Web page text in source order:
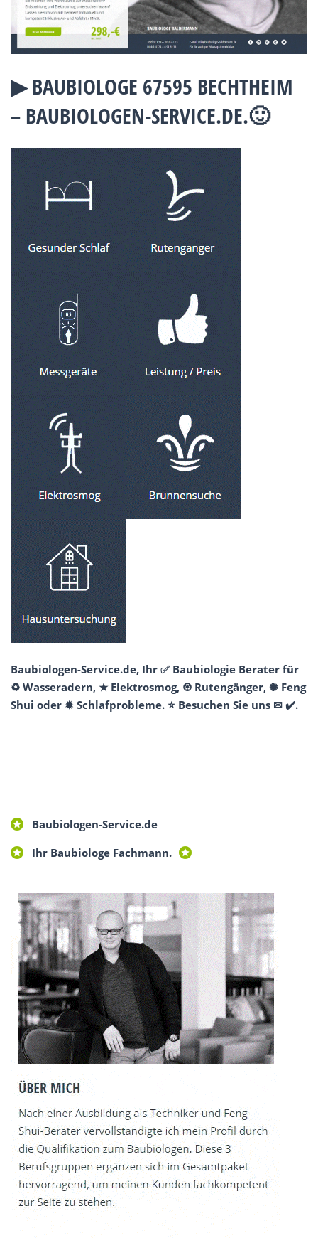
▶︎ BAUBIOLOGE 67595 BECHTHEIM
– BAUBIOLOGEN-SERVICE.DE.🙂
Baubiologen-Service.de, Ihr ✅ Baubiologie Berater für
♻ Wasseradern, ★ Elektrosmog, ♼ Rutengänger, ✺ Feng
Shui oder ✹ Schlafprobleme. ⭐ Besuchen Sie uns ✉ ✔️.
Baubiologen-Service.de
Ihr Baubiologe Fachmann.